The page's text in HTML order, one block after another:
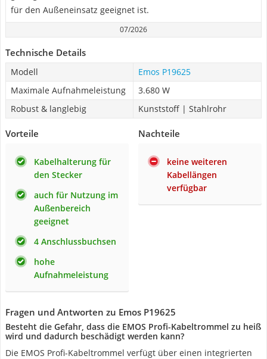
für den Außeneinsatz geeignet ist.
07/2026
Technische Details
Modell
Emos P19625
Maximale Aufnahmeleistung
3.680 W
Robust & langlebig
Kunststoff | Stahlrohr
Vorteile
Kabelhalterung für
den Stecker
auch für Nutzung im
Außenbereich
geeignet
4 Anschlussbuchsen
hohe
Aufnahmeleistung
Nachteile
keine weiteren
Kabellängen
verfügbar
Fragen und Antworten zu Emos P19625
Besteht die Gefahr, dass die EMOS Profi-Kabeltrommel zu heiß
wird und dadurch beschädigt werden kann?
Die EMOS Profi-Kabeltrommel verfügt über einen integrierten